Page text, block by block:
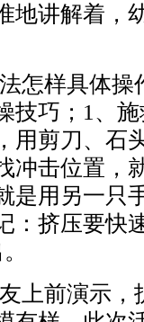
地讲解着，
怎样具体操
技巧；1、
用剪刀、石
冲击位置，
是用另一只
：挤压要快
上前演示，